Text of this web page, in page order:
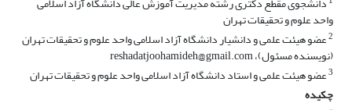
واحد علوم و تحقیقات تهران
2عضو هیئت علمی و دانشیار دانشگاه آزاد اسلامی واحد علوم و تحقیقات تهران
(نویسنده مسئول)، reshadatjoohamideh@gmail.com
3عضو هیئت علمی و استاد دانشگاه آزاد اسلامی واحد علوم و تحقیقات تهران
چکیده